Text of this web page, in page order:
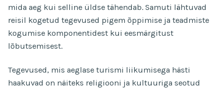
mida aeg kui selline üldse tähendab. Samuti lähtuvad
reisil kogetud tegevused pigem õppimise ja teadmiste
kogumise komponentidest kui eesmärgitust
lõbutsemisest.
Tegevused, mis aeglase turismi liikumisega hästi
haakuvad on näiteks religiooni ja kultuuriga seotud